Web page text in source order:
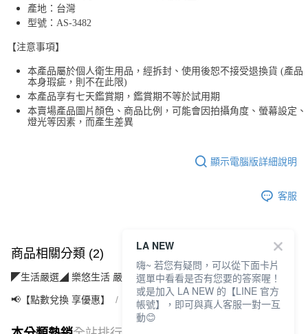
產地：台灣
型號：AS-3482
【注意事項】
本產品屬於個人衛生用品，經拆封、使用後恕不接受退換貨 (產品
本身瑕疵，則不在此限)
本產品享有七天鑑賞期，鑑賞期不等於試用期
本賣場產品圖片顏色、商品比例，可能會因拍攝角度、螢幕設定、
燈光等因素，而產生差異
顯示電腦版詳細說明
客服
商品相關分類 (2)
◤生活嚴選◢ 樂悠生活 嚴選好物 運動休閒(運動/旅遊/配件)
📢【點數兌換 享優惠】 【5點】點點金兌換專區
LA NEW
嗨~ 若您有疑問，可以從下面卡片
選單中看看是否有您要的答案喔！
或是加入 LA NEW 的【LINE 官方
帳號】，即可與真人客服一對一互
動😊